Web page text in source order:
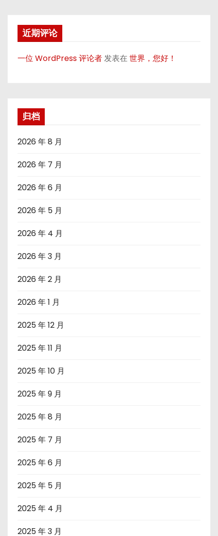
近期评论
一位 WordPress 评论者发表在世界，您好！
归档
2026 年 8 月
2026 年 7 月
2026 年 6 月
2026 年 5 月
2026 年 4 月
2026 年 3 月
2026 年 2 月
2026 年 1 月
2025 年 12 月
2025 年 11 月
2025 年 10 月
2025 年 9 月
2025 年 8 月
2025 年 7 月
2025 年 6 月
2025 年 5 月
2025 年 4 月
2025 年 3 月